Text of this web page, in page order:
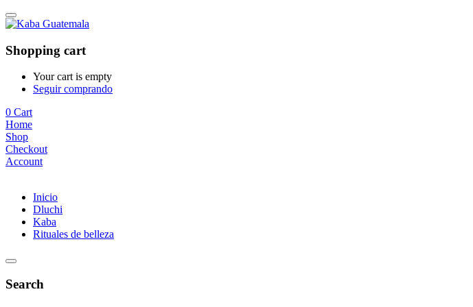
Shopping cart
Your cart is empty
Seguir comprando
0 Cart
Home
Shop
Checkout
Account
Inicio
Dluchi
Kaba
Rituales de belleza
Search